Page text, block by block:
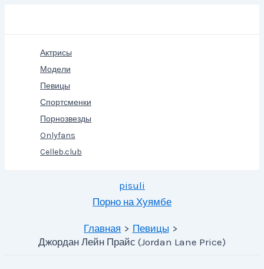
Актрисы
Модели
Певицы
Спортсменки
Порнозвезды
Onlyfans
Celleb.club
pisuli
Порно на Хуямбе
Главная
Певицы
Джордан Лейн Прайс (Jordan Lane Price)